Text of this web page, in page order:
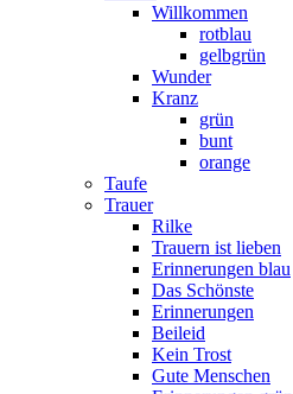
Willkommen
rotblau
gelbgrün
Wunder
Kranz
grün
bunt
orange
Taufe
Trauer
Rilke
Trauern ist lieben
Erinnerungen blau
Das Schönste
Erinnerungen
Beileid
Kein Trost
Gute Menschen